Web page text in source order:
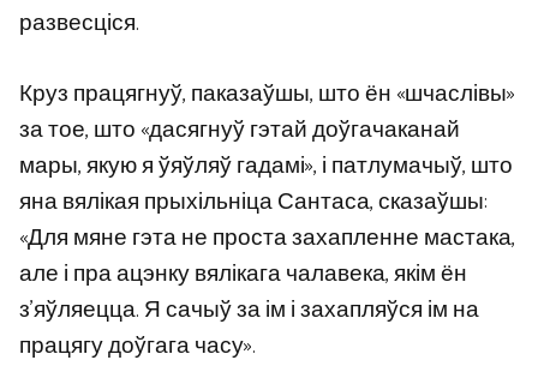
развесціся.
Круз працягнуў, паказаўшы, што ён «шчаслівы»
за тое, што «дасягнуў гэтай доўгачаканай
мары, якую я ўяўляў гадамі», і патлумачыў, што
яна вялікая прыхільніца Сантаса, сказаўшы:
«Для мяне гэта не проста захапленне мастака,
але і пра ацэнку вялікага чалавека, якім ён
з’яўляецца. Я сачыў за ім і захапляўся ім на
працягу доўгага часу».